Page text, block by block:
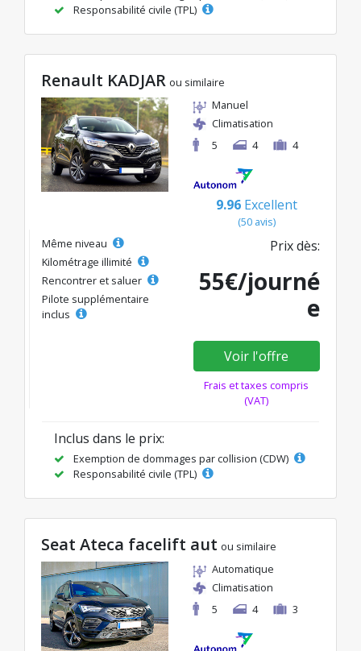
Responsabilité civile (TPL)
Renault KADJAR ou similaire
Manuel
Climatisation
5
4 4
9.96 Excellent
(50 avis)
Même niveau
Kilométrage illimité
Rencontrer et saluer
Pilote supplémentaire
inclus
Prix dès:
55€/journé
e
Voir l'offre
Frais et taxes compris
(VAT)
Inclus dans le prix:
Exemption de dommages par collision (CDW)
Responsabilité civile (TPL)
Seat Ateca facelift aut ou similaire
Automatique
Climatisation
5
4 3